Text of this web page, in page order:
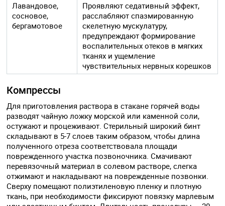
Лавандовое,
сосновое,
бергамотовое
Проявляют седативный эффект,
расслабляют спазмированную
скелетную мускулатуру,
предупреждают формирование
воспалительных отеков в мягких
тканях и ущемление
чувствительных нервных корешков
Компрессы
Для приготовления раствора в стакане горячей воды
разводят чайную ложку морской или каменной соли,
остужают и процеживают. Стерильный широкий бинт
складывают в 5-7 слоев таким образом, чтобы длина
полученного отреза соответствовала площади
поврежденного участка позвоночника. Смачивают
перевязочный материал в солевом растворе, слегка
отжимают и накладывают на поврежденные позвонки.
Сверху помещают полиэтиленовую пленку и плотную
ткань, при необходимости фиксируют повязку марлевым